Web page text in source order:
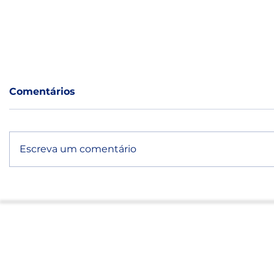
Internacional reúne
Comentários
Escreva um comentário